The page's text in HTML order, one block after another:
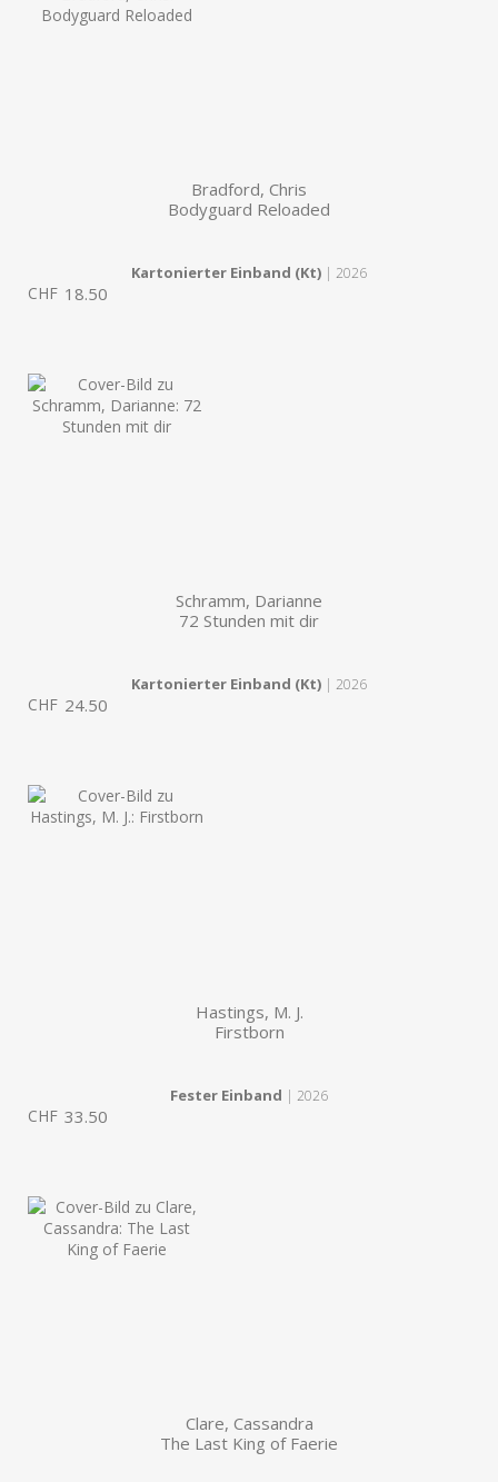
Bradford, Chris
Bodyguard Reloaded
Kartonierter Einband (Kt) | 2026
CHF 18.50
Schramm, Darianne
72 Stunden mit dir
Kartonierter Einband (Kt) | 2026
CHF 24.50
Hastings, M. J.
Firstborn
Fester Einband | 2026
CHF 33.50
Clare, Cassandra
The Last King of Faerie